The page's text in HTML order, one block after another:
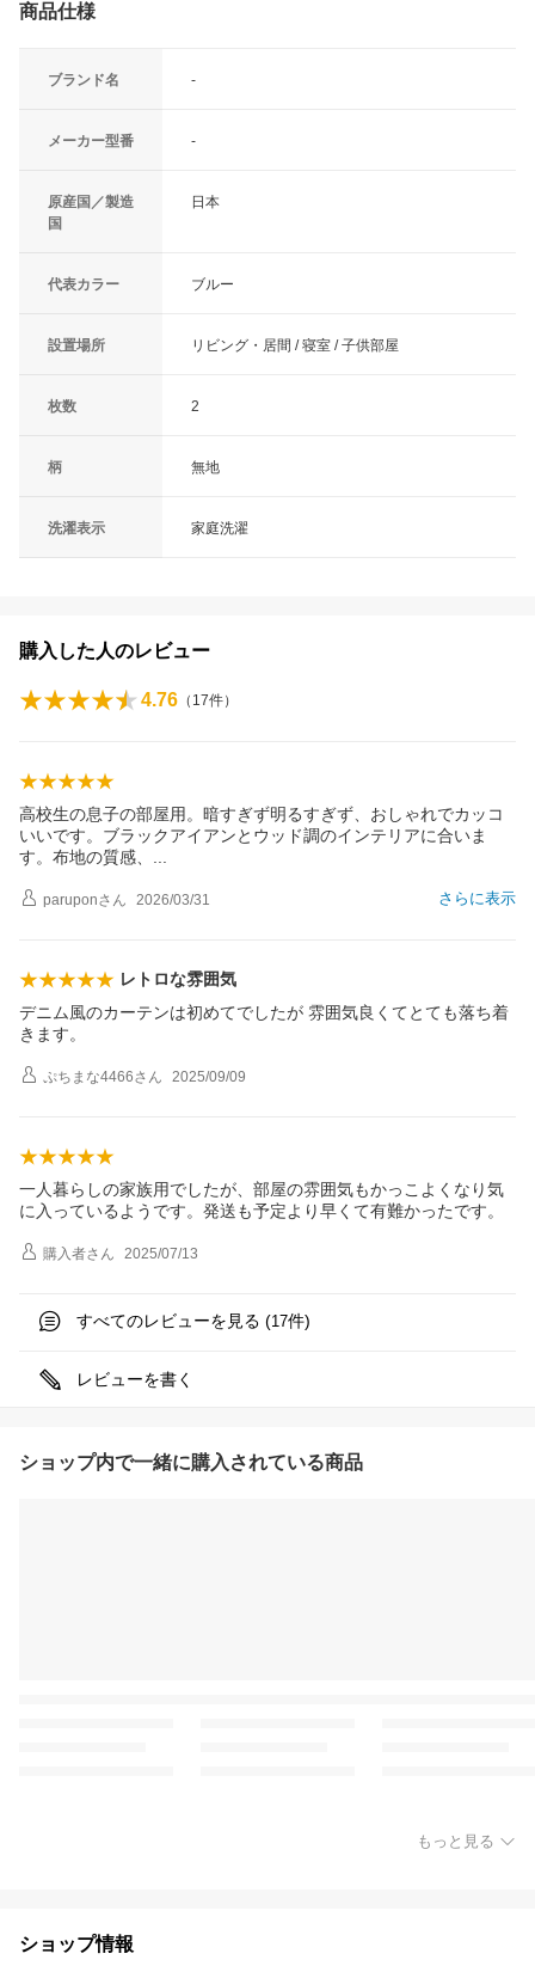
商品仕様
ブランド名 -
メーカー型番 -
原産国／製造
国
日本
代表カラー ブルー
設置場所 リビング・居間 / 寝室 / 子供部屋
枚数 2
柄 無地
洗濯表示 家庭洗濯
購入した人のレビュー
4.76 （ 17件）
高校生の息子の部屋用。暗すぎず明るすぎず、おしゃれでカッコ
いいです。ブラックアイアンとウッド調のインテリアに合いま
す。布地の質感
さらに表示
paruponさん 2026/03/31
レトロな雰囲気
デニム風のカーテンは初めてでしたが 雰囲気良くてとても落ち着
きます。
ぷちまな4466さん 2025/09/09
一人暮らしの家族用でしたが、部屋の雰囲気もかっこよくなり気
に入っているようです。発送も予定より早くて有難かったです。
購入者さん 2025/07/13
すべてのレビューを見る (17件)
レビューを書く
ショップ内で一緒に購入されている商品
もっと見る
ショップ情報